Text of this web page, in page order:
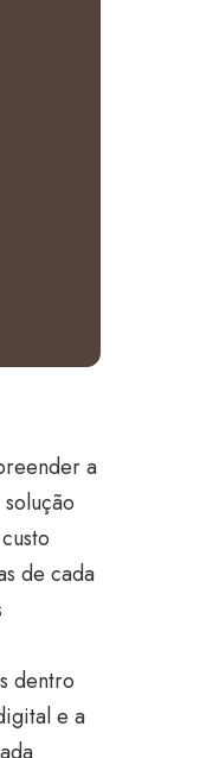
a
de cada
dentro
e a